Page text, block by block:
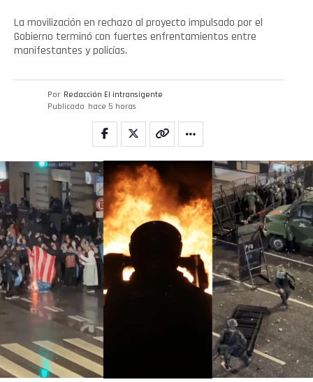
La movilización en rechazo al proyecto impulsado por el
Gobierno terminó con fuertes enfrentamientos entre
manifestantes y policías.
Por Redacción El intransigente
Publicado hace 5 horas